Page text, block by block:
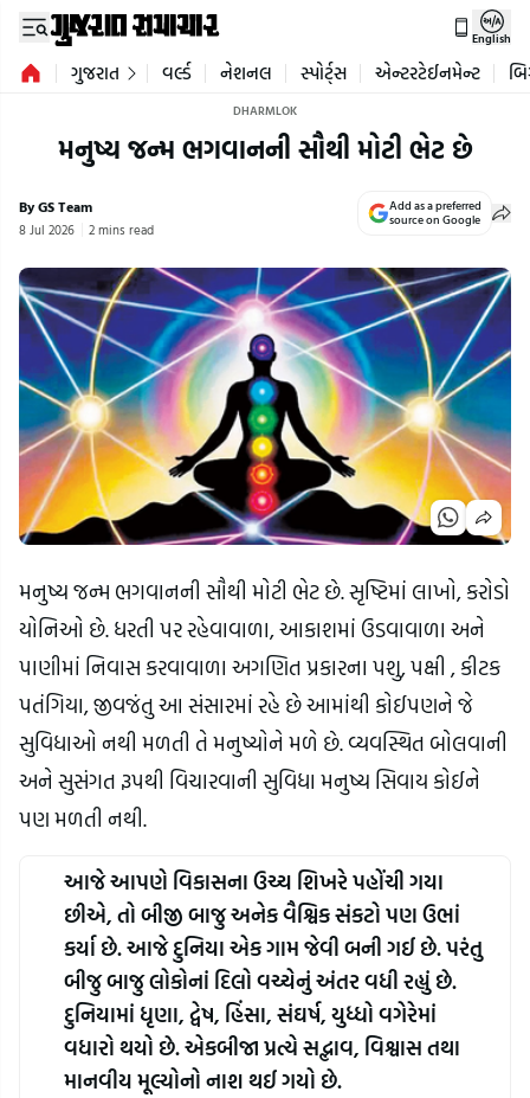
English
ગુજરાત વર્લ્ડ નેશનલ સ્પોર્ટ્સ એન્ટરટેઈનમેન્ટ
DHARMLOK
મનુષ્ય જન્મ ભગવાનની સૌથી મોટી ભેટ છે
By GS Team
8 Jul 2026 2 mins read
Add as a preferred
source on Google
મનુષ્ય જન્મ ભગવાનની સૌથી મોટી ભેટ છે. સૃષ્ટિમાં લાખો, કરોડો
યોનિઓ છે. ધરતી પર રહેવાવાળા, આકાશમાં ઉડવાવાળા અને
પાણીમાં નિવાસ કરવાવાળા અગણિત પ્રકારના પશુ, પક્ષી , કીટક
પતંગિયા, જીવજંતુ આ સંસારમાં રહે છે આમાંથી કોઈપણને જે
સુવિધાઓ નથી મળતી તે મનુષ્યોને મળે છે. વ્યવસ્થિત બોલવાની
અને સુસંગત રૂપથી વિચારવાની સુવિધા મનુષ્ય સિવાય કોઈને
પણ મળતી નથી.
આજે આપણે વિકાસના ઉચ્ચ શિખરે પહોંચી ગયા
છીએ, તો બીજી બાજુ અનેક વૈશ્વિક સંકટો પણ ઉભાં
કર્યા છે. આજે દુનિયા એક ગામ જેવી બની ગઈ છે. પરંતુ
બીજુ બાજુ લોકોનાં દિલો વચ્ચેનું અંતર વધી રહ્યું છે.
દુનિયામાં ધૃણા, દ્વેષ, હિંસા, સંઘર્ષ, યુધ્ધો વગેરેમાં
વધારો થયો છે. એકબીજા પ્રત્યે સદ્ભાવ, વિશ્વાસ તથા
માનવીય મૂલ્યોનો નાશ થઈ ગયો છે.